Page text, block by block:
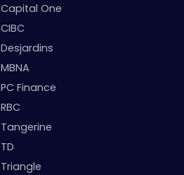
Capital One
CIBC
Desjardins
MBNA
PC Finance
RBC
Tangerine
TD
Triangle